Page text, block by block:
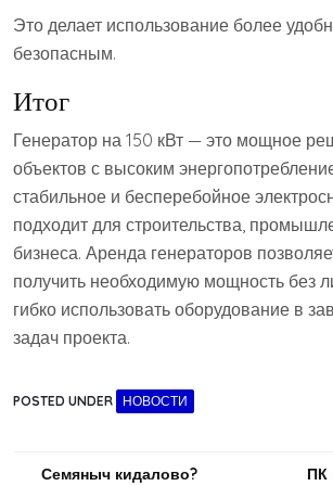
Это делает использование более
безопасным.
Итог
Генератор на 150 кВт — это мощное
объектов с высоким
стабильное и бесперебойное
подходит для строительства,
бизнеса. Аренда генераторов
получить необходимую мощность без
гибко использовать оборудование в
задач проекта.
POSTED UNDER НОВОСТИ
Навигация
Семяныч кидалово?
ПК